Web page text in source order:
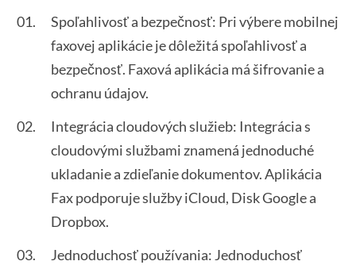
Spoľahlivosť a bezpečnosť: Pri výbere mobilnej
faxovej aplikácie je dôležitá spoľahlivosť a
bezpečnosť. Faxová aplikácia má šifrovanie a
ochranu údajov.
Integrácia cloudových služieb: Integrácia s
cloudovými službami znamená jednoduché
ukladanie a zdieľanie dokumentov. Aplikácia
Fax podporuje služby iCloud, Disk Google a
Dropbox.
Jednoduchosť používania: Jednoduchosť